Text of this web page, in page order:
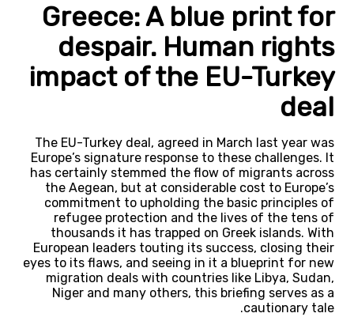
Greece: A blue print for
despair. Human rights
impact of the EU-Turkey
deal
The EU-Turkey deal, agreed in March last year was
Europe’s signature response to these challenges. It
has certainly stemmed the flow of migrants across
the Aegean, but at considerable cost to Europe’s
commitment to upholding the basic principles of
refugee protection and the lives of the tens of
thousands it has trapped on Greek islands. With
European leaders touting its success, closing their
eyes to its flaws, and seeing in it a blueprint for new
migration deals with countries like Libya, Sudan,
Niger and many others, this briefing serves as a
cautionary tale.